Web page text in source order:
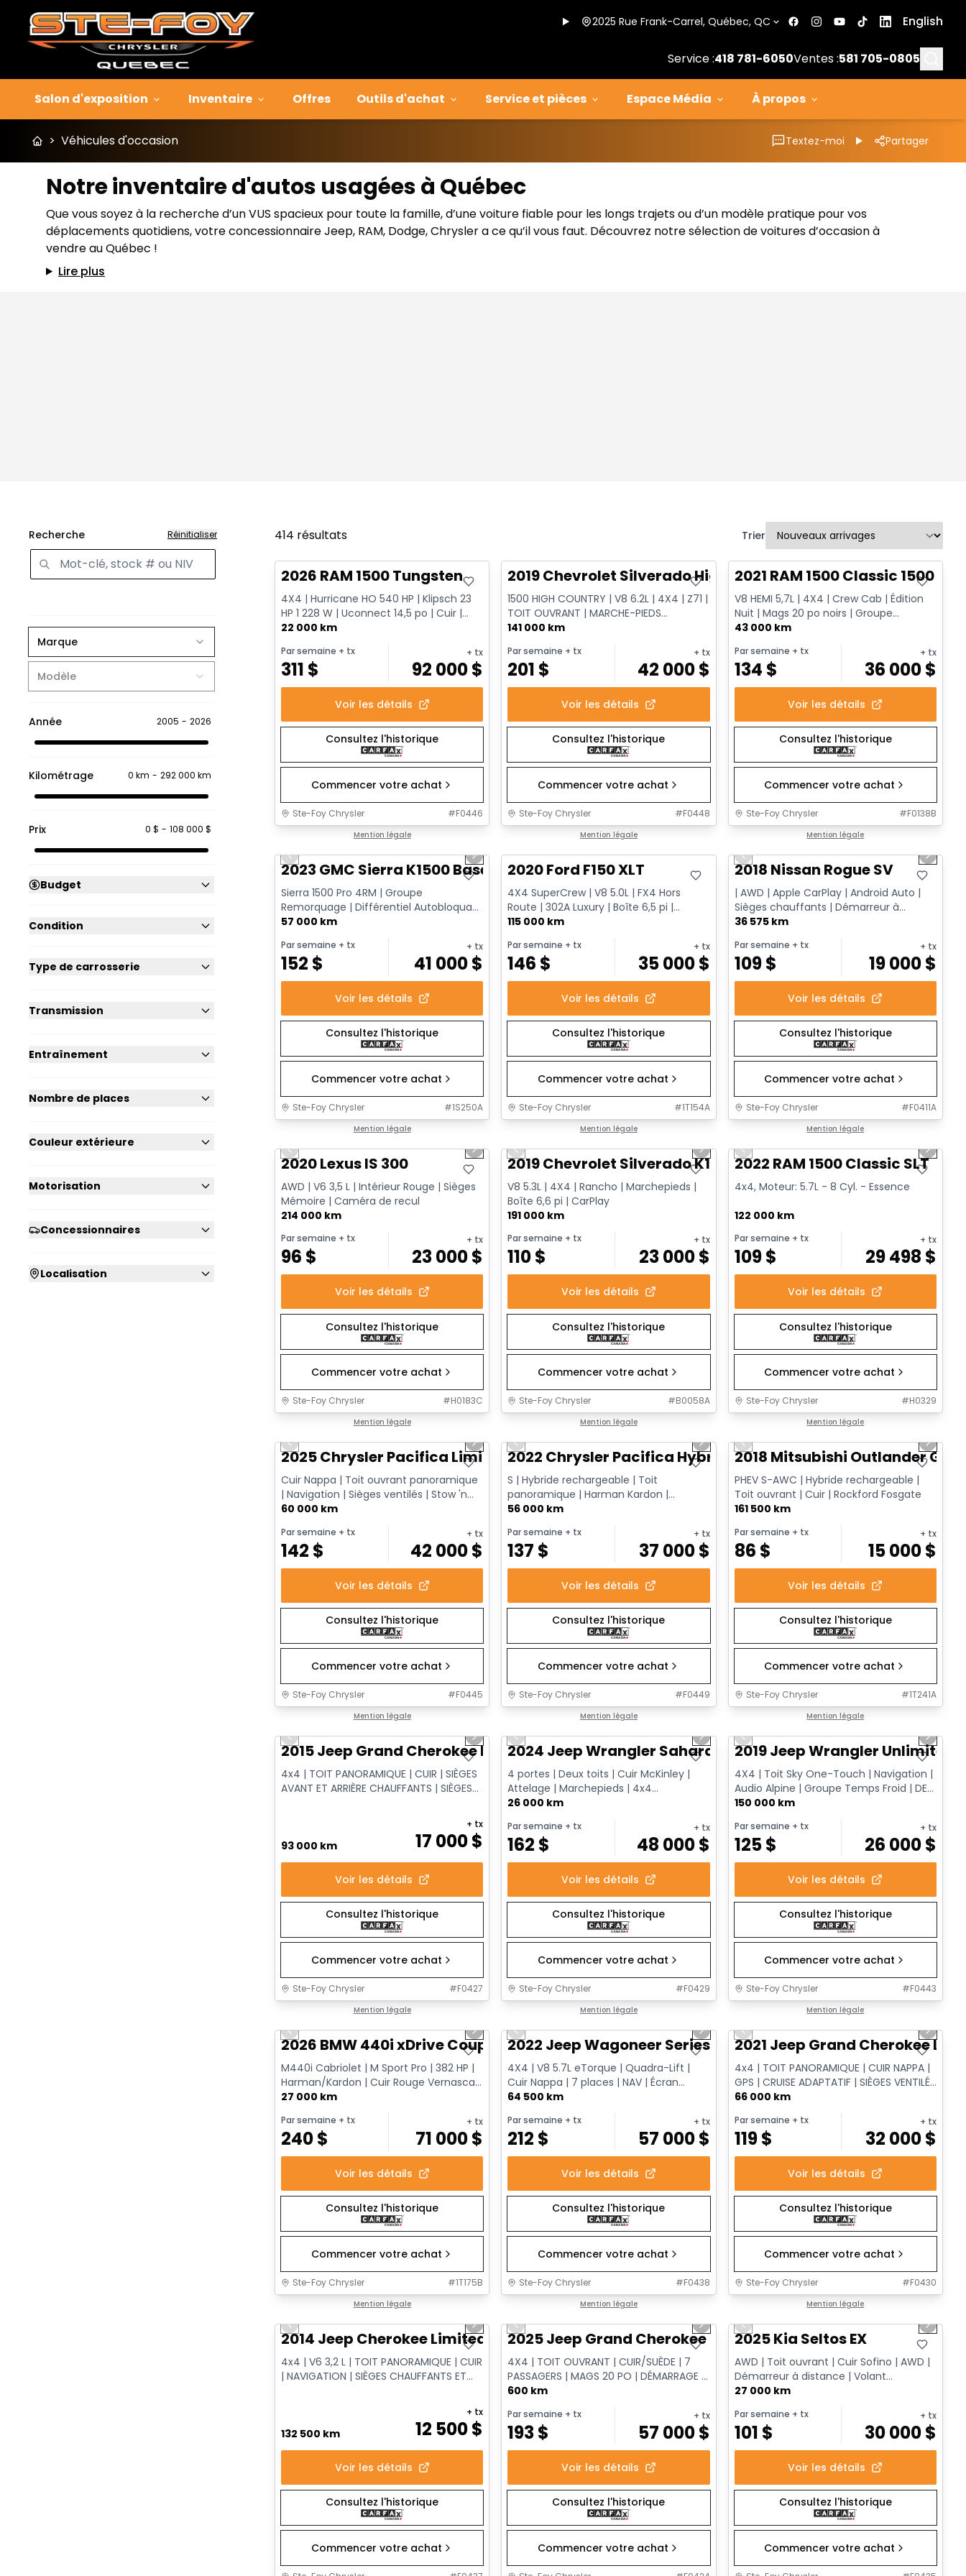
2025 Rue Frank-Carrel, Québec, QC English
Service :418 781-6050Ventes :581 705-0805
Salon d'exposition Inventaire Offres Outils d'achat Service et pièces Espace Média À propos
> Véhicules d'occasion Textez-moi Partager
Notre inventaire d'autos usagées à Québec
Que vous soyez à la recherche d’un VUS spacieux pour toute la famille, d’une voiture fiable pour les longs trajets ou d’un modèle pratique pour vos
déplacements quotidiens, votre concessionnaire Jeep, RAM, Dodge, Chrysler a ce qu’il vous faut. Découvrez notre sélection de voitures d’occasion à
vendre au Québec !
Lire plus
Recherche Réinitialiser
Marque
Modèle
Année 2005 - 2026
Kilométrage 0 km - 292 000 km
Prix 0 $ - 108 000 $
Budget
Condition
Type de carrosserie
Transmission
Entraînement
Nombre de places
Couleur extérieure
Motorisation
Concessionnaires
Localisation
414 résultats Trier
Très bonne offre
2026 RAM 1500 Tungsten
4X4 | Hurricane HO 540 HP | Klipsch 23
HP 1 228 W | Uconnect 14,5 po | Cuir |
Mags 22 po
22 000 km
Par semaine + tx
311 $
+ tx
92 000$
Voir les détails
Consultez l'historique
Commencer votre achat
Ste-Foy Chrysler #F0446
Mention légale
2019 Chevrolet Silverado High Country
1500 HIGH COUNTRY | V8 6.2L | 4X4 | Z71 |
TOIT OUVRANT | MARCHE-PIEDS
ÉLECTRIQUES | CUIR | NAVIGATIO...
141 000 km
Par semaine + tx
201 $
+ tx
42 000$
Voir les détails
Consultez l'historique
Commencer votre achat
Ste-Foy Chrysler #F0448
Mention légale
Très bonne offre
2021 RAM 1500 Classic 1500
V8 HEMI 5,7L | 4X4 | Crew Cab | Édition
Nuit | Mags 20 po noirs | Groupe
remorquage
43 000 km
Par semaine + tx
134 $
+ tx
36 000$
Voir les détails
Consultez l'historique
Commencer votre achat
Ste-Foy Chrysler #F0138B
Mention légale
Très bonne offre
Previous slide Next slide
2023 GMC Sierra K1500 Base
Sierra 1500 Pro 4RM | Groupe
Remorquage | Différentiel Autobloquant
| CarPlay Sans Fil | Doublure Va...
57 000 km
Par semaine + tx
152 $
+ tx
41 000$
Voir les détails
Consultez l'historique
Commencer votre achat
Ste-Foy Chrysler #1S250A
Mention légale
Très bonne offre
2020 Ford F150 XLT
4X4 SuperCrew | V8 5.0L | FX4 Hors
Route | 302A Luxury | Boîte 6,5 pi |
Remorquage
115 000 km
Par semaine + tx
146 $
+ tx
35 000$
Voir les détails
Consultez l'historique
Commencer votre achat
Ste-Foy Chrysler #1T154A
Mention légale
Très bonne offre
Previous slide Next
2018 Nissan Rogue SV
| AWD | Apple CarPlay | Android Auto |
Sièges chauffants | Démarreur à
distance
36 575 km
Par semaine + tx
109$
+ tx
19 000$
Voir les détails
Consultez l'historique
Commencer votre achat
Ste-Foy Chrysler #F0411A
Mention légale
Très bonne offre
Previous slide Next slide
2020 Lexus IS 300
AWD | V6 3,5 L | Intérieur Rouge | Sièges
Mémoire | Caméra de recul
214 000 km
Par semaine + tx
96 $
+ tx
23 000$
Voir les détails
Consultez l'historique
Commencer votre achat
Ste-Foy Chrysler #H0183C
Mention légale
Très bonne offre
Previous slide Next slide
2019 Chevrolet Silverado K1500 Trail Cus Custom Trail Boss
V8 5.3L | 4X4 | Rancho | Marchepieds |
Boîte 6,6 pi | CarPlay
191 000 km
Par semaine + tx
110$
+ tx
23 000$
Voir les détails
Consultez l'historique
Commencer votre achat
Ste-Foy Chrysler #B0058A
Mention légale
Très bonne offre
Previous slide Next
2022 RAM 1500 Classic SLT
4x4, Moteur: 5.7L - 8 Cyl. - Essence
122 000 km
Par semaine + tx
109$
+ tx
29 498 $
Voir les détails
Consultez l'historique
Commencer votre achat
Ste-Foy Chrysler #H0329
Mention légale
Très bonne offre
Previous slide Next slide
2025 Chrysler Pacifica Limited
Cuir Nappa | Toit ouvrant panoramique
| Navigation | Sièges ventilés | Stow 'n
Go | Apple CarPlay & ...
60 000 km
Par semaine + tx
142 $
+ tx
42 000$
Voir les détails
Consultez l'historique
Commencer votre achat
Ste-Foy Chrysler #F0445
Mention légale
Très bonne offre
Previous slide Next slide
2022 Chrysler Pacifica Hybrid Limited
S | Hybride rechargeable | Toit
panoramique | Harman Kardon |
Caméra 360 | Écrans arrière Fire TV | ...
56 000 km
Par semaine + tx
137 $
+ tx
37 000$
Voir les détails
Consultez l'historique
Commencer votre achat
Ste-Foy Chrysler #F0449
Mention légale
Très bonne offre
Previous slide Next
2018 Mitsubishi Outlander GT
PHEV S-AWC | Hybride rechargeable |
Toit ouvrant | Cuir | Rockford Fosgate
161 500 km
Par semaine + tx
86 $
+ tx
15 000$
Voir les détails
Consultez l'historique
Commencer votre achat
Ste-Foy Chrysler #1T241A
Mention légale
Très bonne offre
Previous slide Next slide
2015 Jeep Grand Cherokee Limited
4x4 | TOIT PANORAMIQUE | CUIR | SIÈGES
AVANT ET ARRIÈRE CHAUFFANTS | SIÈGES
93 000 km 17 000$
+ tx
Voir les détails
Consultez l'historique
Commencer votre achat
Ste-Foy Chrysler #F0427
Mention légale
Très bonne offre
Previous slide Next slide
2024 Jeep Wrangler Sahara
4 portes | Deux toits | Cuir McKinley |
Attelage | Marchepieds | 4x4
Command-Trac
26 000 km
Par semaine + tx
162 $
+ tx
48 000$
Voir les détails
Consultez l'historique
Commencer votre achat
Ste-Foy Chrysler #F0429
Mention légale
Très bonne offre
Previous slide Next
2019 Jeep Wrangler Unlimited
4X4 | Toit Sky One-Touch | Navigation |
Audio Alpine | Groupe Temps Froid | DEL
| Surveillance des a...
150 000 km
Par semaine + tx
125$
+ tx
26 000$
Voir les détails
Consultez l'historique
Commencer votre achat
Ste-Foy Chrysler #F0443
Mention légale
Très bonne offre
Previous slide Next slide
2026 BMW 440i xDrive Coupe
M440i Cabriolet | M Sport Pro | 382 HP |
Harman/Kardon | Cuir Rouge Vernasca |
AWD | Démarreur à dis...
27 000 km
Par semaine + tx
240$
+ tx
71 000$
Voir les détails
Consultez l'historique
Commencer votre achat
Ste-Foy Chrysler #1T175B
Mention légale
Très bonne offre
Previous slide Next slide
2022 Jeep Wagoneer Series III
4X4 | V8 5.7L eTorque | Quadra-Lift |
Cuir Nappa | 7 places | NAV | Écran
passager
64 500 km
Par semaine + tx
212 $
+ tx
57 000$
Voir les détails
Consultez l'historique
Commencer votre achat
Ste-Foy Chrysler #F0438
Mention légale
Très bonne offre
Previous slide Next
2021 Jeep Grand Cherokee
4x4 | TOIT PANORAMIQUE | CUIR NAPPA |
GPS | CRUISE ADAPTATIF | SIÈGES VENTILÉS
| HAYON ÉLECTRIQUE
66 000 km
Par semaine + tx
119$
+ tx
32 000$
Voir les détails
Consultez l'historique
Commencer votre achat
Ste-Foy Chrysler #F0430
Mention légale
Très bonne offre
Previous slide Next slide
2014 Jeep Cherokee Limited
4x4 | V6 3,2 L | TOIT PANORAMIQUE | CUIR
| NAVIGATION | SIÈGES CHAUFFANTS ET
132 500 km 12 500$
+ tx
Voir les détails
Consultez l'historique
Commencer votre achat
Très bonne offre
Previous slide Next slide
2025 Jeep Grand Cherokee L Altitude
4X4 | TOIT OUVRANT | CUIR/SUÈDE | 7
PASSAGERS | MAGS 20 PO | DÉMARRAGE À
DISTANCE
600 km
Par semaine + tx
193$
+ tx
57 000$
Voir les détails
Consultez l'historique
Commencer votre achat
Très bonne offre
Previous slide Next
2025 Kia Seltos EX
AWD | Toit ouvrant | Cuir Sofino | AWD |
Démarreur à distance | Volant
chauffant
27 000 km
Par semaine + tx
101 $
+ tx
30 000$
Voir les détails
Consultez l'historique
Commencer votre achat